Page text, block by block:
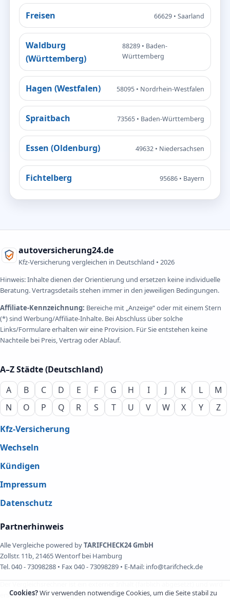
Freisen 66629 • Saarland
Waldburg
(Württemberg)
88289 • Baden-
Württemberg
Hagen (Westfalen) 58095 • Nordrhein-Westfalen
Spraitbach 73565 • Baden-Württemberg
Essen (Oldenburg) 49632 • Niedersachsen
Fichtelberg 95686 • Bayern
autoversicherung24.de
Kfz-Versicherung vergleichen in Deutschland • 2026
Hinweis: Inhalte dienen der Orientierung und ersetzen keine individuelle
Beratung. Vertragsdetails stehen immer in den jeweiligen Bedingungen.
Affiliate-Kennzeichnung: Bereiche mit „Anzeige“ oder mit einem Stern
(*) sind Werbung/Affiliate-Inhalte. Bei Abschluss über solche
Links/Formulare erhalten wir eine Provision. Für Sie entstehen keine
Nachteile bei Preis, Vertrag oder Ablauf.
A–Z Städte (Deutschland)
A
B C D E F G H I J K L
M
N
O P Q R S T U V W X Y
Z
Kfz-Versicherung
Wechseln
Kündigen
Impressum
Datenschutz
Partnerhinweis
Alle Vergleiche powered byTARIFCHECK24 GmbH
Zollstr. 11b, 21465 Wentorf bei Hamburg
Tel. 040 - 73098288 • Fax 040 - 73098289 • E-Mail: info@tarifcheck.de
erst nach Zustimmung geladen.
Cookies?Wir verwenden notwendige Cookies, um die Seite stabil zu